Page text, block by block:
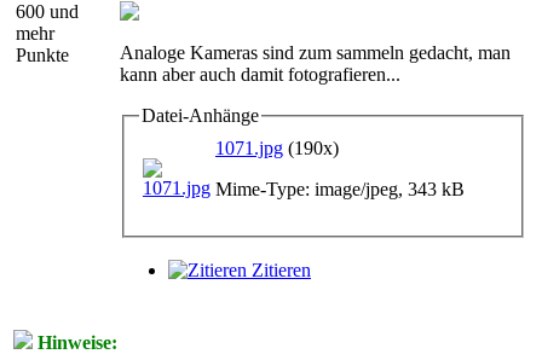
600 und
mehr
Punkte
Analoge Kameras sind zum sammeln gedacht, man
kann aber auch damit fotografieren...
Datei-Anhänge
1071.jpg (190x)
Mime-Type: image/jpeg, 343 kB
Zitieren
Hinweise: